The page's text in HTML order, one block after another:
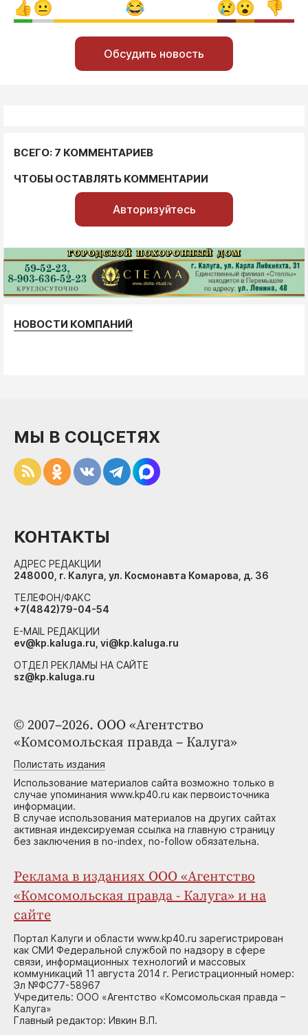
Обсудить новость
ВСЕГО: 7 КОММЕНТАРИЕВ
ЧТОБЫ ОСТАВЛЯТЬ КОММЕНТАРИИ
Авторизуйтесь
НОВОСТИ КОМПАНИЙ
© 2007–2026. ООО «Агентство
«Комсомольская правда – Калуга»
Полистать издания
Использование материалов сайта возможно только в
случае упоминания www.kp40.ru как первоисточника
информации.
В случае использования материалов на других сайтах
активная индексируемая ссылка на главную страницу
без заключения в no-index, no-follow обязательна.
Реклама в изданиях ООО «Агентство
«Комсомольская правда - Калуга» и на
сайте
Портал Калуги и области www.kp40.ru зарегистрирован
как СМИ Федеральной службой по надзору в сфере
связи, информационных технологий и массовых
коммуникаций 11 августа 2014 г. Регистрационный номер:
Эл №ФС77-58967
Учредитель: ООО «Агентство «Комсомольская правда –
Калуга»
Главный редактор: Ивкин В.П.
МЫ В СОЦСЕТЯХ
КОНТАКТЫ
АДРЕС РЕДАКЦИИ
248000, г. Калуга, ул. Космонавта Комарова, д. 36
ТЕЛЕФОН/ФАКС
+7(4842)79-04-54
E-MAIL РЕДАКЦИИ
ev@kp.kaluga.ru, vi@kp.kaluga.ru
ОТДЕЛ РЕКЛАМЫ НА САЙТЕ
sz@kp.kaluga.ru